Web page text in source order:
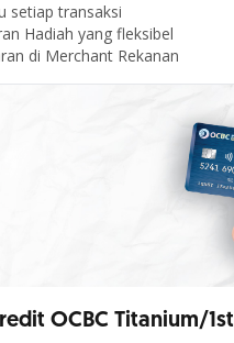
setiap transaksi
Hadiah yang fleksibel
di Merchant Rekanan
OCBC Titanium/1st